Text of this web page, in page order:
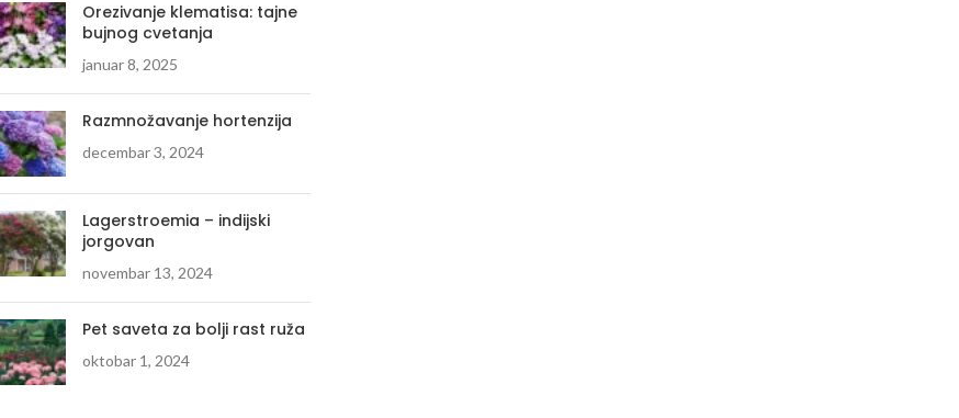
Orezivanje klematisa: tajne
bujnog cvetanja
januar 8, 2025
Razmnožavanje hortenzija
decembar 3, 2024
Lagerstroemia – indijski
jorgovan
novembar 13, 2024
Pet saveta za bolji rast ruža
oktobar 1, 2024